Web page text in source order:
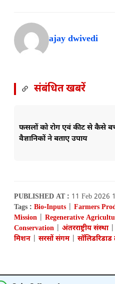
ajay dwivedi
संबंधित खबरें
फसलों को रोग एवं कीट से कैसे
वैज्ञानिकों ने बताए उपाय
PUBLISHED AT : 11 Feb 2026
Tags : Bio-Inputs Farmers
Mission
Regenerative
Conservation
अंतरराष्ट्रीय संस्था|
मिशन
सरसों संगम|